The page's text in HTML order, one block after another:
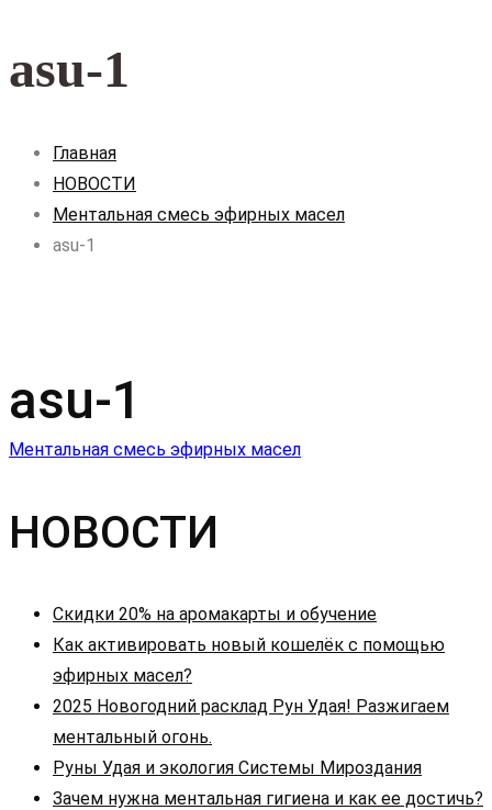
asu-1
Главная
НОВОСТИ
Ментальная смесь эфирных масел
asu-1
asu-1
Навигация
по
Ментальная смесь эфирных масел
НОВОСТИ
Скидки 20% на аромакарты и обучение
Как активировать новый кошелёк с помощью
эфирных масел?
2025 Новогодний расклад Рун Удая! Разжигаем
ментальный огонь.
Руны Удая и экология Системы Мироздания
Зачем нужна ментальная гигиена и как ее достичь?